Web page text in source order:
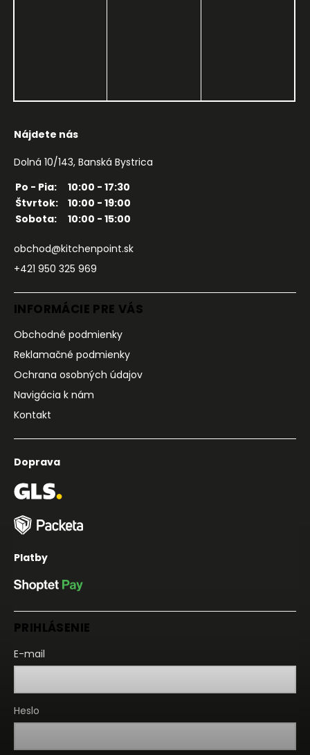
Nájdete nás
Dolná 10/143, Banská Bystrica
Po - Pia:
10:00 - 17:30
Štvrtok:
10:00 - 19:00
Sobota:
10:00 - 15:00
obchod@kitchenpoint.sk
+421 950 325 969
INFORMÁCIE PRE VÁS
Obchodné podmienky
Reklamačné podmienky
Ochrana osobných údajov
Navigácia k nám
Kontakt
Doprava
Platby
PRIHLÁSENIE
E-mail
Heslo